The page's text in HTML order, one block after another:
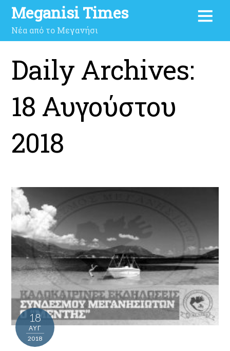
Meganisi Times
Νέα από το Μεγανήσι
Daily Archives:
18 Αυγούστου
2018
18
ΑΥΓ
2018